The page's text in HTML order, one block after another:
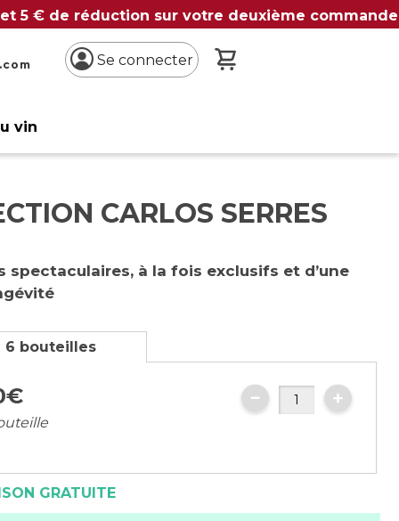
5 € de réduction sur votre deuxième commande
Se connecter
vin
CARLOS SERRES
spectaculaires, à la fois exclusifs et d’une
6 bouteilles
€
GRATUITE